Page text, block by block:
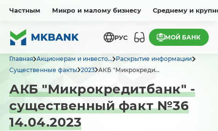
Частным Микро и малому бизнесу Среднему и
РУС МОЙ БАНК
Главная Акционерам и инвесто... Раскрытие информации
Существенные факты 2023 АКБ "Микрокреди...
АКБ "Микрокредитбанк" -
существенный факт №36
14.04.2023